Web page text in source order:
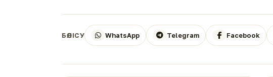
БӨЛІСУ WhatsApp Telegram Facebook